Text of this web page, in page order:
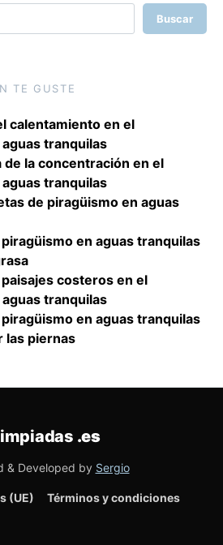
Buscar
TE GUSTE
calentamiento en el
tranquilas
de la concentración en el
tranquilas
de piragüismo en aguas
en aguas tranquilas
costeros en el
tranquilas
en aguas tranquilas
las piernas
(UE) Términos y condiciones
.es
& Developed by Sergio